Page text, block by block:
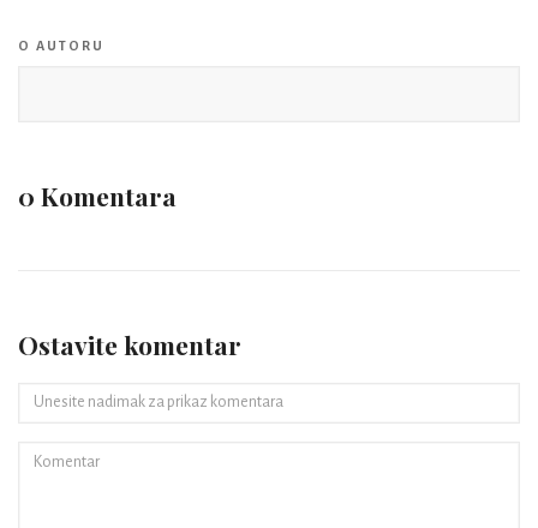
O AUTORU
0 Komentara
Ostavite komentar